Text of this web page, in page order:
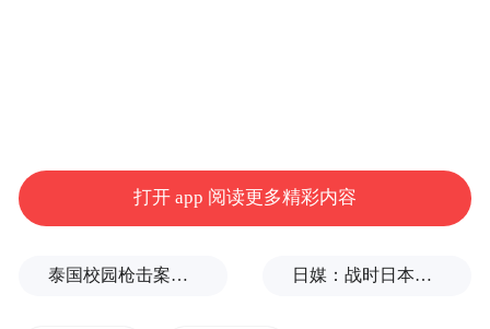
八大关的蝉鸣浇灌出《月牙儿》的苍凉，
天主教堂的钟声敲开《断魂枪》的江湖。
打开 app 阅读更多精彩内容
泰国校园枪击案致9死，枪手父亲道歉 日媒：战时日本多所大学进行输血人体实验，向患者注射动物血